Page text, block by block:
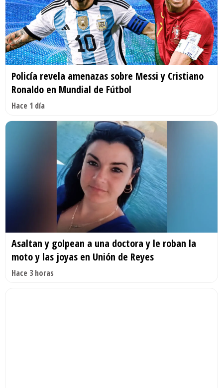
Policía revela amenazas sobre Messi y Cristiano
Ronaldo en Mundial de Fútbol
Hace 1 día
Asaltan y golpean a una doctora y le roban la
moto y las joyas en Unión de Reyes
Hace 3 horas